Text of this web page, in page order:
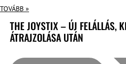
TOVÁBB »
THE JOYSTIX – ÚJ FELÁLLÁS,
ÁTRAJZOLÁSA UTÁN